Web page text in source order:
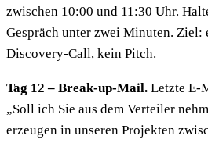
zwischen 10:00 und 11:30 Uhr.
Gespräch unter zwei Minuten.
Discovery-Call, kein Pitch.
Tag 12 – Break-up-Mail. Letzte E-
„Soll ich Sie aus dem Verteiler
erzeugen in unseren Projekten